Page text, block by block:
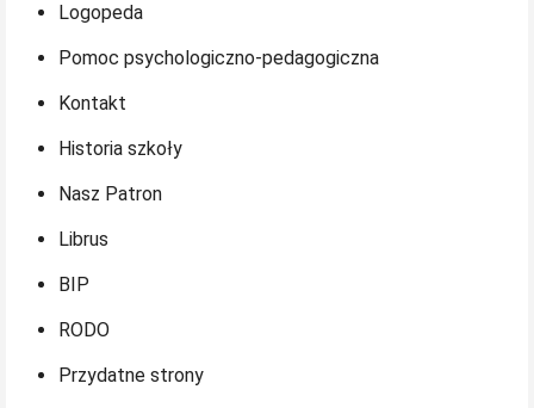
Logopeda
Pomoc psychologiczno-pedagogiczna
Kontakt
Historia szkoły
Nasz Patron
Librus
BIP
RODO
Przydatne strony